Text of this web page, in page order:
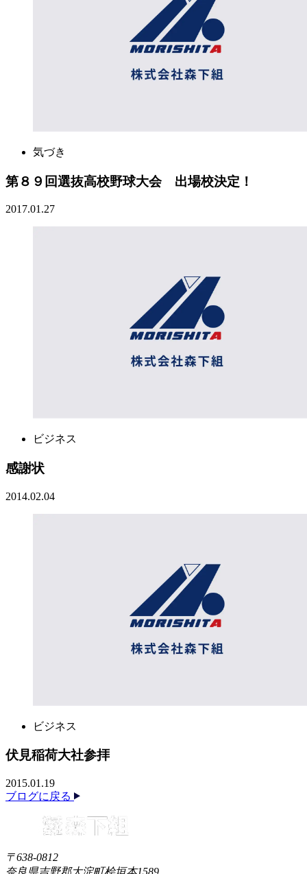
気づき
第８９回選抜高校野球大会 出場校決定！
2017.01.27
ビジネス
感謝状
2014.02.04
ビジネス
伏見稲荷大社参拝
2015.01.19
ブログに戻る
〒638-0812